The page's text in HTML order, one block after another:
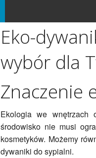
Eko-
wybór dla
Znaczenie
Ekologia we wnętrzach
środowisko nie musi
kosmetyków. Możemy
dywaniki do sypialni.